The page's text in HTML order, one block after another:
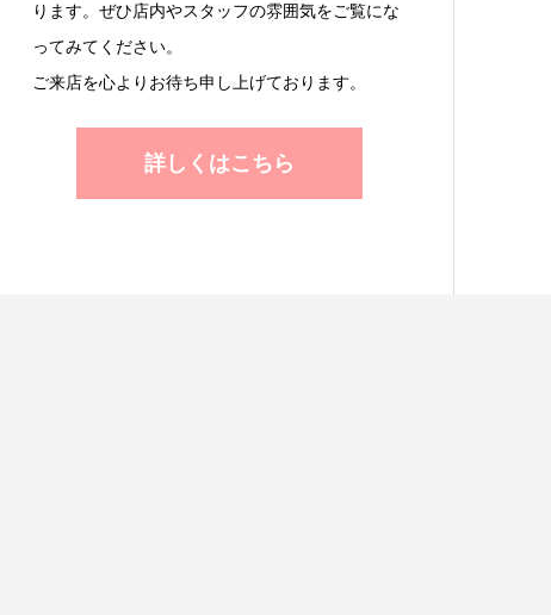
ります。ぜひ店内やスタッフの雰囲気をご覧にな
ってみてください。
ご来店を心よりお待ち申し上げております。
詳しくはこちら